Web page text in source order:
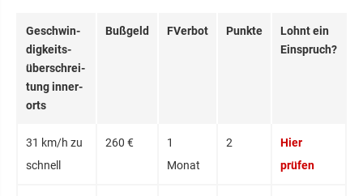
Ge­­schwin­­
dig­­keits­­
über­­schrei­­
tung in­ner­
orts
Bußgeld FVerbot Punkte
Lohnt ein
Einspruch?
31 km/h zu
schnell
260 €
1
Monat
2
Hier
prüfen